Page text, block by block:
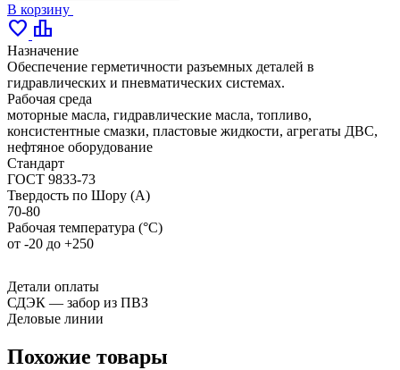
В корзину
favorite leaderboard
Назначение
Обеспечение герметичности разъемных деталей в
гидравлических и пневматических системах.
Рабочая среда
моторные масла, гидравлические масла, топливо,
консистентные смазки, пластовые жидкости, агрегаты ДВС,
нефтяное оборудование
Стандарт
ГОСТ 9833-73
Твердость по Шору (А)
70-80
Рабочая температура (°С)
от -20 до +250
Детали оплаты
СДЭК — забор из ПВЗ
Деловые линии
Похожие товары